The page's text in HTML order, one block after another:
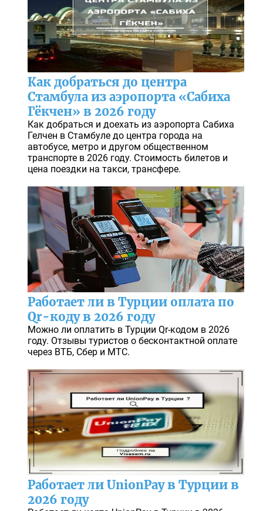
Как добраться до центра
Стамбула из аэропорта «Сабиха
Гёкчен» в 2026 году
Как добраться и доехать из аэропорта Сабиха
Гелчен в Стамбуле до центра города на
автобусе, метро и другом общественном
транспорте в 2026 году. Стоимость билетов и
цена поездки на такси, трансфере.
Работает ли в Турции оплата по
Qr-коду в 2026 году
Можно ли оплатить в Турции Qr-кодом в 2026
году. Отзывы туристов о бесконтактной оплате
через ВТБ, Сбер и МТС.
Работает ли UnionPay в Турции в
2026 году